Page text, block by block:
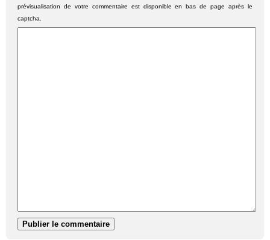
prévisualisation de votre commentaire est disponible en bas de page après le
captcha.